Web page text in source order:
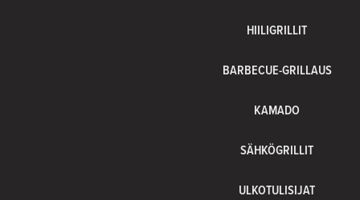
HIILIGRILLIT
BARBECUE-GRILLAUS
KAMADO
SÄHKÖGRILLIT
ULKOTULISIJAT